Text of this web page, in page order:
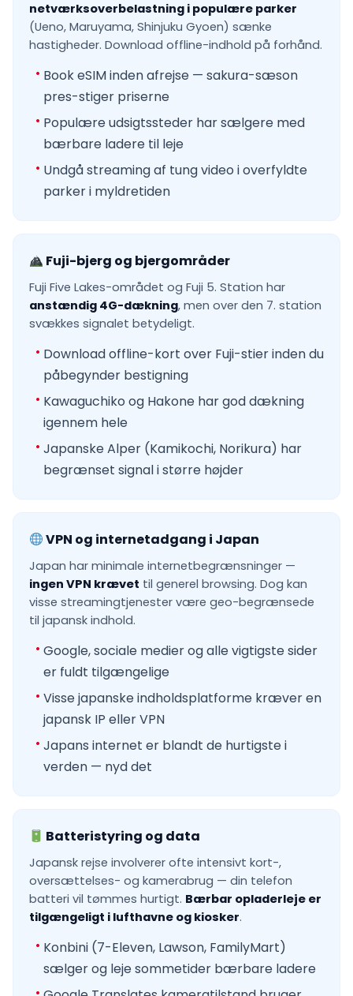
netværksoverbelastning i populære parker
(Ueno, Maruyama, Shinjuku Gyoen) sænke
hastigheder. Download offline-indhold på forhånd.
Book eSIM inden afrejse — sakura-sæson
pres-stiger priserne
Populære udsigtssteder har sælgere med
bærbare ladere til leje
Undgå streaming af tung video i overfyldte
parker i myldretiden
Fuji-bjerg og bjergområder
Fuji Five Lakes-området og Fuji 5. Station har
anstændig 4G-dækning, men over den 7. station
svækkes signalet betydeligt.
Download offline-kort over Fuji-stier inden du
påbegynder bestigning
Kawaguchiko og Hakone har god dækning
igennem hele
Japanske Alper (Kamikochi, Norikura) har
begrænset signal i større højder
VPN og internetadgang i Japan
Japan har minimale internetbegrænsninger —
ingen VPN krævet til generel browsing. Dog kan
visse streamingtjenester være geo-begrænsede
til japansk indhold.
Google, sociale medier og alle vigtigste sider
er fuldt tilgængelige
Visse japanske indholdsplatforme kræver en
japansk IP eller VPN
Japans internet er blandt de hurtigste i
verden — nyd det
Batteristyring og data
Japansk rejse involverer ofte intensivt kort-,
oversættelses- og kamerabrug — din telefon
batteri vil tømmes hurtigt. Bærbar opladerleje er
tilgængeligt i lufthavne og kiosker.
Konbini (7-Eleven, Lawson, FamilyMart)
sælger og leje sommetider bærbare ladere